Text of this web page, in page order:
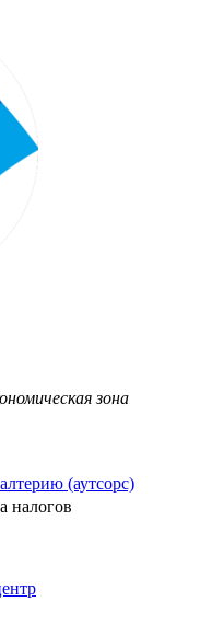
зона
(аутсорс)
налогов